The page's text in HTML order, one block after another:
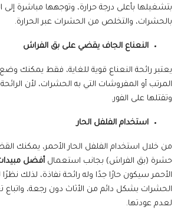
بتشغيلها بأعلى درجة حرارة، وتوجهها مباشرة إلى
بالحشرات، والتخلص من الحشرات عبر الحرارة.
النعناع الجاف يقضي على بق الفراش
يعتبر رائحة النعناع قوية للغاية، فقط يمكنك
المرتب أو المفروشات التي به الحشرات، لأن
وتقتلها على الفور.
استخدام الفلفل الحار
من خلال استخدام الفلفل الحار الأحمر، يمكنك
حشرة (بق الفراش) بجانب استعمال أفضل
الأحمر سيكون حارًا جدًا وله رائحة نفاذة، لذلك نظرًا
الحشرات بشكل دائم من الأثاث دون رجعة، واتباع
لعدم عودتها.